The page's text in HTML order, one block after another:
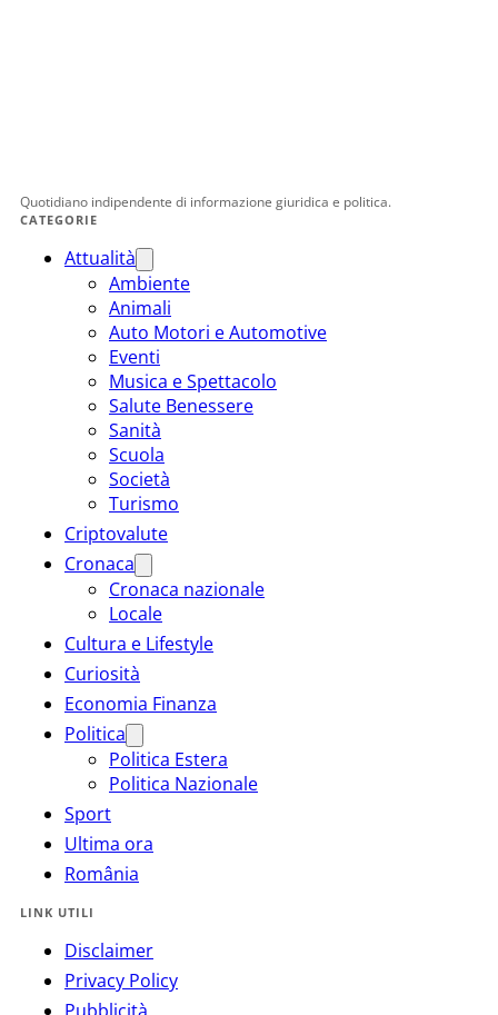
Quotidiano indipendente di informazione giuridica e politica.
CATEGORIE
Attualità
Ambiente
Animali
Auto Motori e Automotive
Eventi
Musica e Spettacolo
Salute Benessere
Sanità
Scuola
Società
Turismo
Criptovalute
Cronaca
Cronaca nazionale
Locale
Cultura e Lifestyle
Curiosità
Economia Finanza
Politica
Politica Estera
Politica Nazionale
Sport
Ultima ora
România
LINK UTILI
Disclaimer
Privacy Policy
Pubblicità